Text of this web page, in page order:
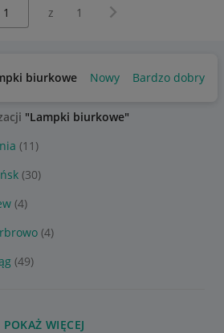
z 1 Następna strona
biurkowe Nowy Bardzo dobry
"Lampki biurkowe"
(11)
(30)
(4)
(4)
(49)
POKAŻ WIĘCEJ